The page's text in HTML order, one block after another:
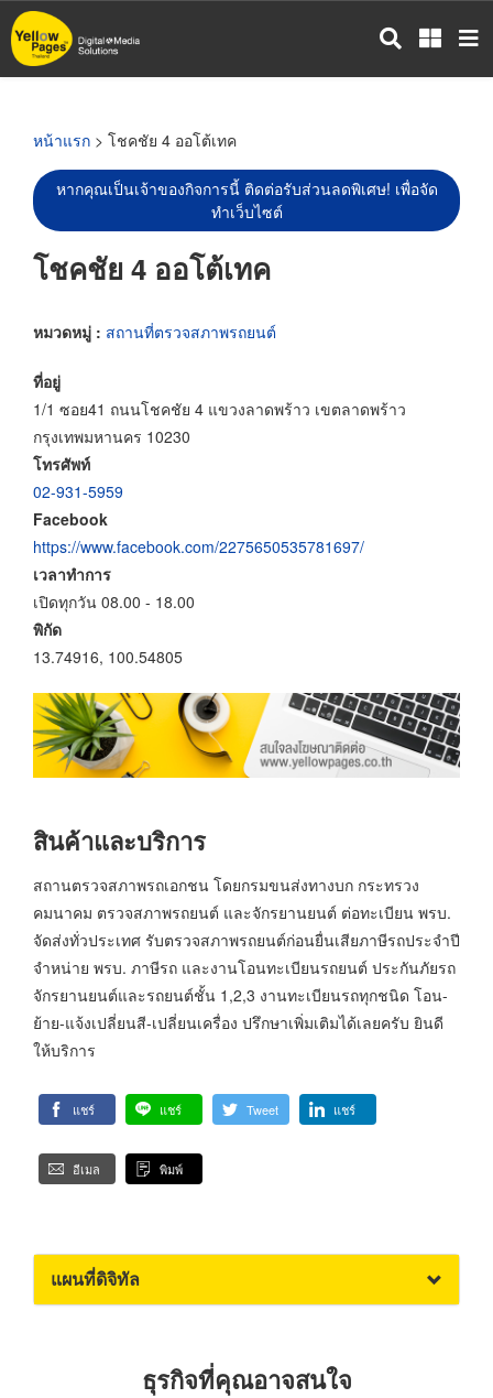
ข้าม
ไป
หน้าแรก > โชคชัย 4 ออโต้เทค
หากคุณเป็นเจ้าของกิจการนี้ ติดต่อรับส่วนลดพิเศษ! เพื่อจัด
ทำเว็บไซต์
โชคชัย 4 ออโต้เทค
หมวดหมู่ : สถานที่ตรวจสภาพรถยนต์
ที่อยู่
1/1 ซอย41 ถนนโชคชัย 4 แขวงลาดพร้าว เขตลาดพร้าว
กรุงเทพมหานคร 10230
โทรศัพท์
02-931-5959
Facebook
https://www.facebook.com/2275650535781697/
เวลาทำการ
เปิดทุกวัน 08.00 - 18.00
พิกัด
13.74916, 100.54805
สินค้าและบริการ
สถานตรวจสภาพรถเอกชน โดยกรมขนส่งทางบก กระทรวง
คมนาคม ตรวจสภาพรถยนต์ และจักรยานยนต์ ต่อทะเบียน พรบ.
จัดส่งทั่วประเทศ รับตรวจสภาพรถยนต์ก่อนยื่นเสียภาษีรถประจำปี
จำหน่าย พรบ. ภาษีรถ และงานโอนทะเบียนรถยนต์ ประกันภัยรถ
จักรยานยนต์และรถยนต์ชั้น 1,2,3 งานทะเบียนรถทุกชนิด โอน-
ย้าย-แจ้งเปลี่ยนสี-เปลี่ยนเครื่อง ปรึกษาเพิ่มเติมได้เลยครับ ยินดี
ให้บริการ
แชร์ แชร์ Tweet แชร์
อีเมล พิมพ์
แผนที่ดิจิทัล
ธุรกิจที่คุณอาจสนใจ